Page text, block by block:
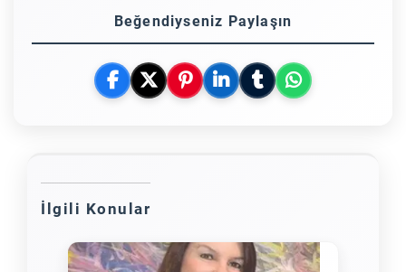
Beğendiyseniz Paylaşın
İlgili Konular